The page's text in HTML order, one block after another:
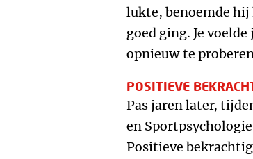
lukte, benoemde
goed ging. Je
opnieuw te
POSITIEVE
Pas jaren later,
en
Positieve